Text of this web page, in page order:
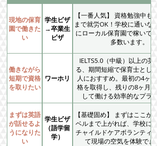
現地の保育
園で働きた
い
学生ビザ
→卒業生
ビザ
【一番人気】 資格勉強中も
まで就労OK！学校に通いな
にローカル保育園で稼いでい
多数います。
働きながら
短期で資格
を取りたい
ワーホリ
IELTS5.0（中級）以上の英
る、期間短縮で保育士として
人におすすめ。最初の4ヶ月
格を取得し、残りの8ヶ月は
して働ける効率的なプラン
まずは英語
が話せるよ
うになりた
い
学生ビザ
（語学留
学）
【基礎固め】 まずはここか
ベルまで上がれば、学校に通
チャイルドケアボランティア
て現場の空気を体験でき